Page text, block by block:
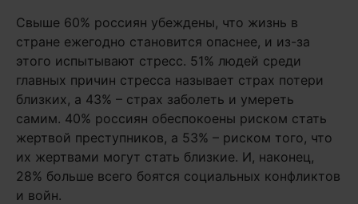
Свыше 60% россиян убеждены, что жизнь в
стране ежегодно становится опаснее, и из-за
этого испытывают стресс. 51% людей среди
главных причин стресса называет страх потери
близких, а 43% – страх заболеть и умереть
самим. 40% россиян обеспокоены риском стать
жертвой преступников, а 53% – риском того, что
их жертвами могут стать близкие. И, наконец,
28% больше всего боятся социальных конфликтов
и войн.